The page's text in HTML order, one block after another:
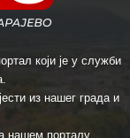
који је у служби
из нашег града и
нашем порталу.